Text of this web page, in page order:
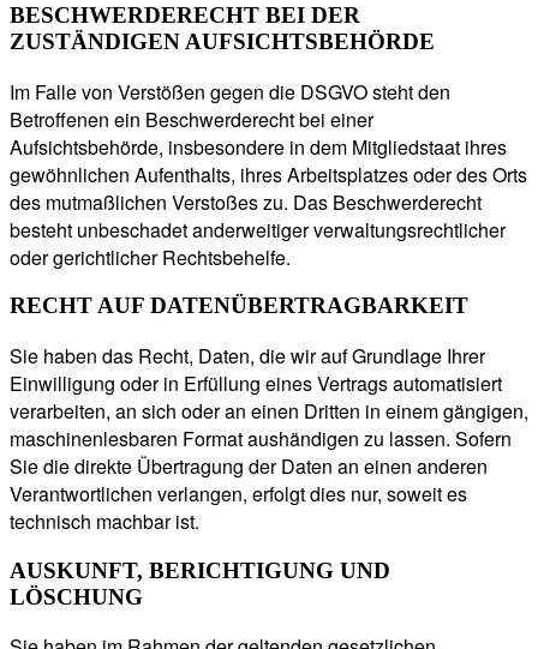
BESCHWERDE­RECHT BEI DER
ZUSTÄNDIGEN AUFSICHTS­BEHÖRDE
Im Falle von Verstößen gegen die DSGVO steht den
Betroffenen ein Beschwerderecht bei einer
Aufsichtsbehörde, insbesondere in dem Mitgliedstaat ihres
gewöhnlichen Aufenthalts, ihres Arbeitsplatzes oder des Orts
des mutmaßlichen Verstoßes zu. Das Beschwerderecht
besteht unbeschadet anderweitiger verwaltungsrechtlicher
oder gerichtlicher Rechtsbehelfe.
RECHT AUF DATEN­ÜBERTRAG­BARKEIT
Sie haben das Recht, Daten, die wir auf Grundlage Ihrer
Einwilligung oder in Erfüllung eines Vertrags automatisiert
verarbeiten, an sich oder an einen Dritten in einem gängigen,
maschinenlesbaren Format aushändigen zu lassen. Sofern
Sie die direkte Übertragung der Daten an einen anderen
Verantwortlichen verlangen, erfolgt dies nur, soweit es
technisch machbar ist.
AUSKUNFT, BERICHTIGUNG UND
LÖSCHUNG